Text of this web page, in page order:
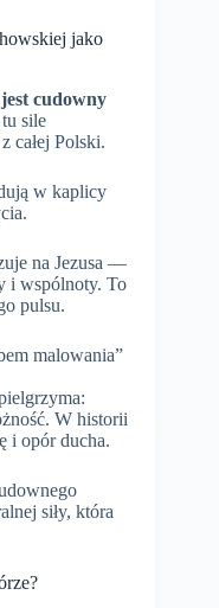
jako
cudowny
sile
całej Polski.
w kaplicy
na Jezusa —
i wspólnoty. To
pulsu.
malowania”
W historii
i opór ducha.
siły, która